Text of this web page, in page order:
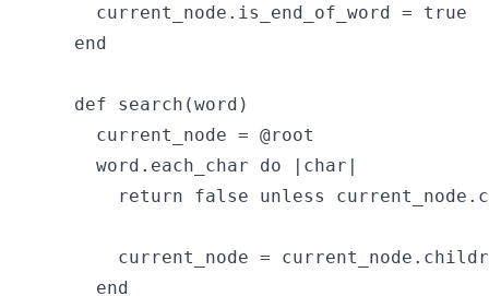
    current_node.is_end_of_word = true
  end
  def search(word)
    current_node = @root
    word.each_char do |char|
return false unless
current_node =
    end